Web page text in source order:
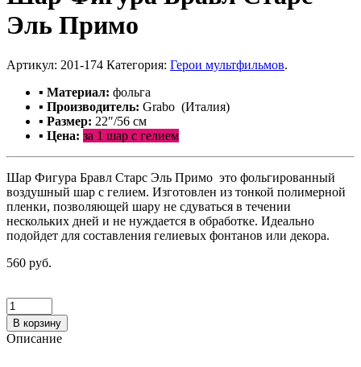
Эль Примо
Артикул: 201-174 Категория: Герои мультфильмов.
▪ Материал: фольга
▪ Производитель: Grabo (Италия)
▪ Размер: 22″/56 см
▪ Цена: за 1 шар с гелием
Шар Фигура Бравл Старс Эль Примо это фольгированный
воздушный шар с гелием. Изготовлен из тонкой полимерной
пленки, позволяющей шару не сдуваться в течении
нескольких дней и не нуждается в обработке. Идеально
подойдет для составления гелиевых фонтанов или декора.
560 руб.
В корзину
Описание